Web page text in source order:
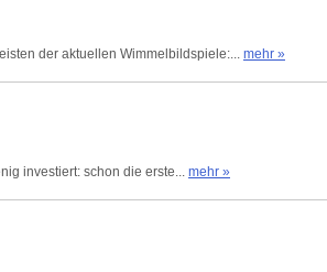
der aktuellen Wimmelbildspiele:... mehr »
investiert: schon die erste... mehr »